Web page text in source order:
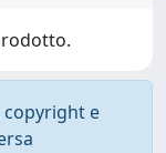
copyright e